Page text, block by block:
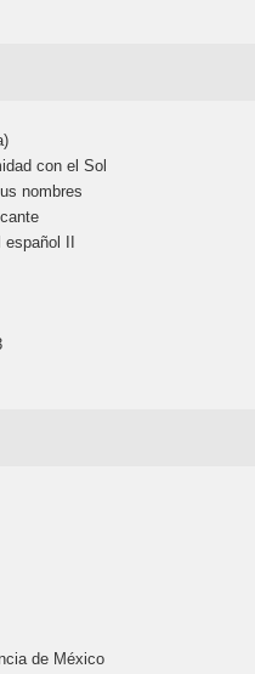
con el Sol
nombres
II
de México